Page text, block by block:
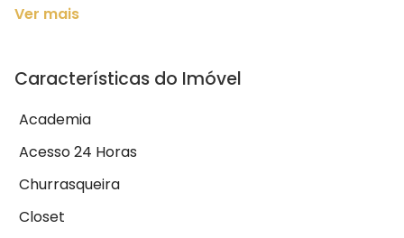
Ver mais
Características do Imóvel
Academia
Acesso 24 Horas
Churrasqueira
Closet